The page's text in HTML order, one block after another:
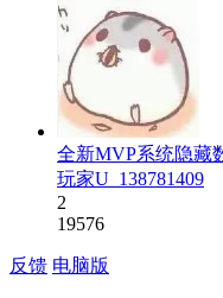
全新MVP系统隐藏
玩家U_138781409
2
19576
反馈 电脑版